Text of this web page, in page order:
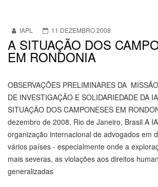
IAPL 11 DEZEMBRO 2008
A SITUAÇÃO DOS
EM RONDONIA
OBSERVAÇÕES PRELIMINARES DA
DE INVESTIGAÇÃO E SOLIDARIEDADE DA
SITUAÇÃO DOS CAMPONESES EM
dezembro de 2008, Rio de Janeiro, Brasil A
organização internacional de advogados em
vários países - especialmente onde a
mais severas, as violações aos direitos
generalizadas